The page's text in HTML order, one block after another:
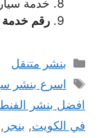
خدمة سيارات
رقم خدمة
التصنيفات
بنشر متنقل
الوسوم
اسرع بنشر
افضل بنشر
في الكويت, بنجر ,